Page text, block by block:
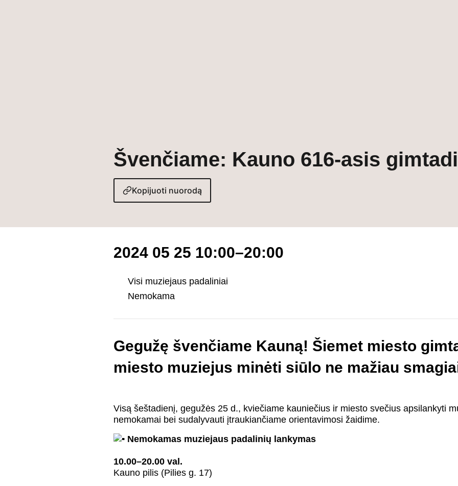
Švenčiame: Kauno 616-asis
Kopijuoti nuorodą
2024 05 25 10:00–20:00
Visi muziejaus padaliniai
Nemokama
Gegužę švenčiame Kauną! Šiemet miesto
miesto muziejus minėti siūlo ne mažiau
Visą šeštadienį, gegužės 25 d., kviečiame kauniečius ir miesto svečius apsilankyti
nemokamai bei sudalyvauti įtraukiančiame orientavimosi žaidime.
Nemokamas muziejaus padalinių lankymas
10.00–20.00 val.
Kauno pilis (Pilies g. 17)